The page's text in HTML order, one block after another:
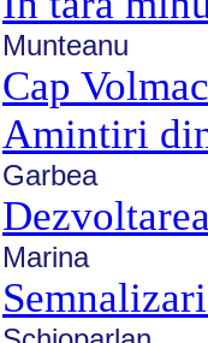
Munteanu
Cap
Amintiri
Garbea
Marina